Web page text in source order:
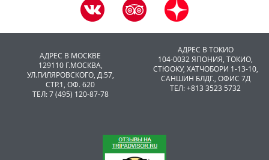
АДРЕС В МОСКВЕ
129110 Г.МОСКВА,
УЛ.ГИЛЯРОВСКОГО, Д.57,
СТР.1, ОФ. 620
ТЕЛ: 7 (495) 120-87-78
АДРЕС В ТОКИО
104-0032 ЯПОНИЯ, ТОКИО,
CТЮОКУ, ХАТЧОБОРИ 1-13-10,
САНШИН БЛДГ., ОФИС 7Д
ТЕЛ: +813 3523 5732